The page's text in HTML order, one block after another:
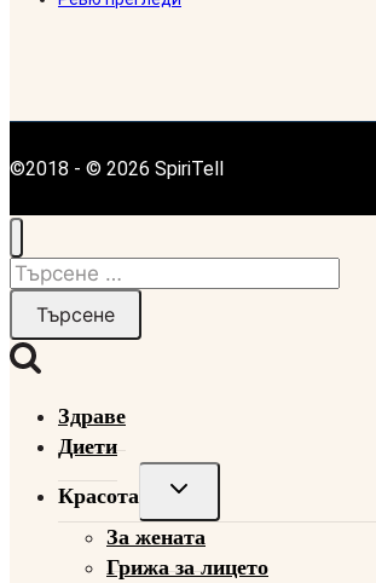
©2018 - © 2026 SpiriTell
Търсене
Здраве
Диети
Красота
Toggle
menu
За жената
Грижа за лицето